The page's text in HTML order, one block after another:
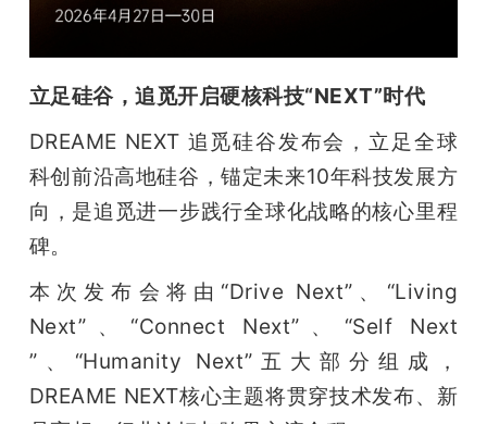
立足硅谷，追觅开启硬核科技“NEXT”时代
DREAME NEXT 追觅硅谷发布会，立足全球
科创前沿高地硅谷，锚定未来10年科技发展方
向，是追觅进一步践行全球化战略的核心里程
碑。
本次发布会将由“Drive Next”、“Living
Next”、“Connect Next”、“Self Next
”、“Humanity Next”五大部分组成，
DREAME NEXT核心主题将贯穿技术发布、新